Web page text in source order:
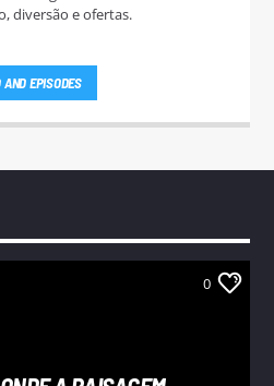
diversão e ofertas.
AND EPISODES
0